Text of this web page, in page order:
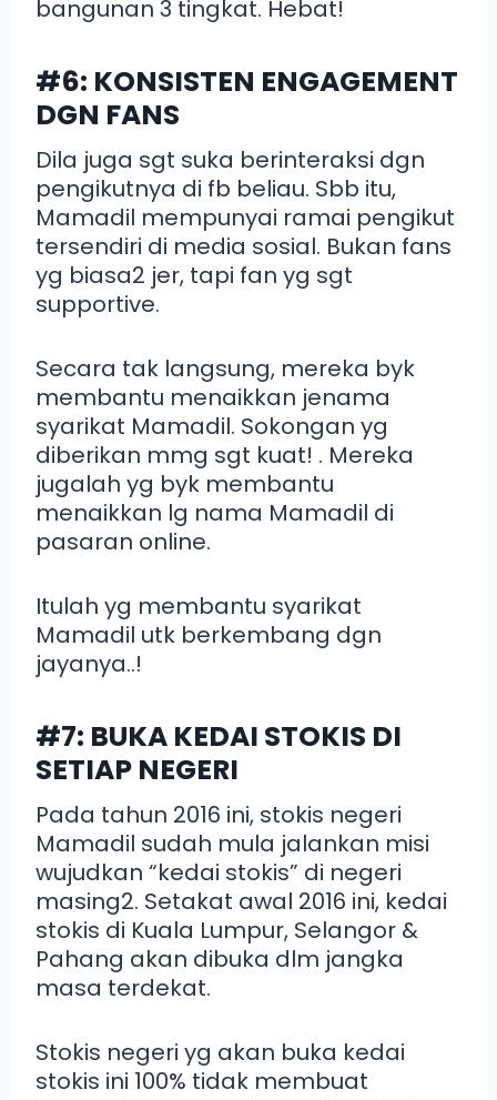
bangunan 3 tingkat. Hebat!
#6: KONSISTEN ENGAGEMENT
DGN FANS
Dila juga sgt suka berinteraksi dgn
pengikutnya di fb beliau. Sbb itu,
Mamadil mempunyai ramai pengikut
tersendiri di media sosial. Bukan fans
yg biasa2 jer, tapi fan yg sgt
supportive.
Secara tak langsung, mereka byk
membantu menaikkan jenama
syarikat Mamadil. Sokongan yg
diberikan mmg sgt kuat! . Mereka
jugalah yg byk membantu
menaikkan lg nama Mamadil di
pasaran online.
Itulah yg membantu syarikat
Mamadil utk berkembang dgn
jayanya..!
#7: BUKA KEDAI STOKIS DI
SETIAP NEGERI
Pada tahun 2016 ini, stokis negeri
Mamadil sudah mula jalankan misi
wujudkan “kedai stokis” di negeri
masing2. Setakat awal 2016 ini, kedai
stokis di Kuala Lumpur, Selangor &
Pahang akan dibuka dlm jangka
masa terdekat.
Stokis negeri yg akan buka kedai
stokis ini 100% tidak membuat